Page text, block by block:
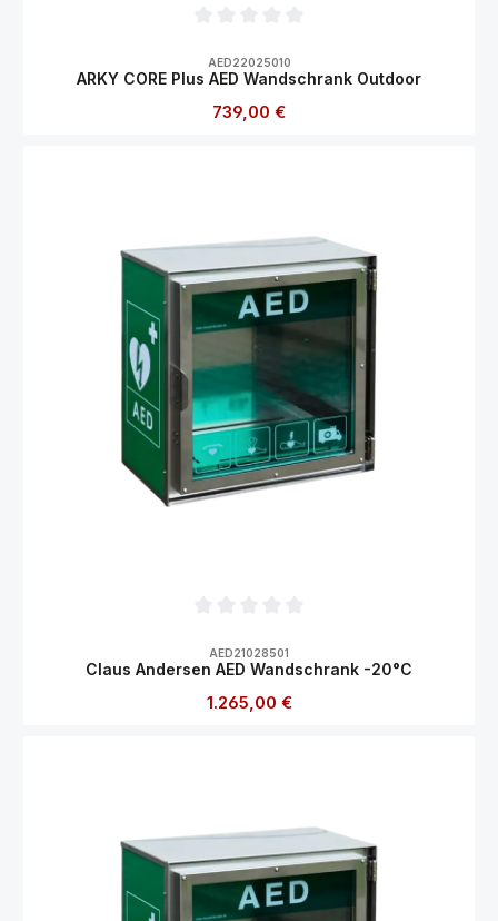
AED22025010
ARKY CORE Plus AED Wandschrank Outdoor
Regulärer Preis:
739,00 €
AED21028501
Claus Andersen AED Wandschrank -20°C
Regulärer Preis:
1.265,00 €